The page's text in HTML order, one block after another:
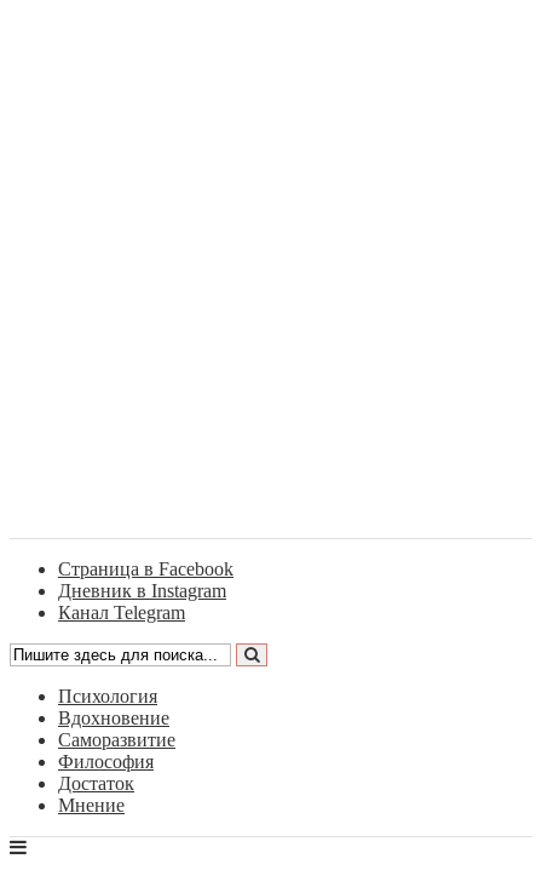
Страница в Facebook
Дневник в Instagram
Канал Telegram
Психология
Вдохновение
Саморазвитие
Философия
Достаток
Мнение